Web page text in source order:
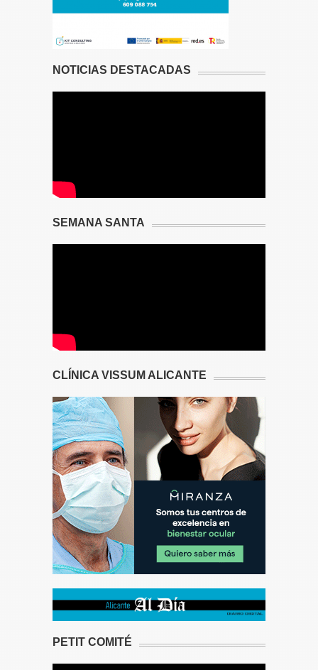
NOTICIAS DESTACADAS
SEMANA SANTA
CLÍNICA VISSUM ALICANTE
PETIT COMITÉ